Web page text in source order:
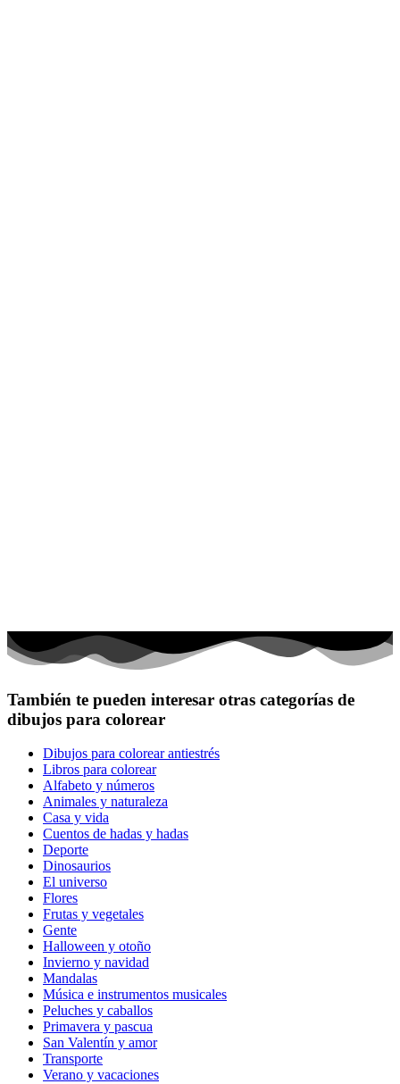
También te pueden interesar otras categorías de
dibujos para colorear
Dibujos para colorear antiestrés
Libros para colorear
Alfabeto y números
Animales y naturaleza
Casa y vida
Cuentos de hadas y hadas
Deporte
Dinosaurios
El universo
Flores
Frutas y vegetales
Gente
Halloween y otoño
Invierno y navidad
Mandalas
Música e instrumentos musicales
Peluches y caballos
Primavera y pascua
San Valentín y amor
Transporte
Verano y vacaciones